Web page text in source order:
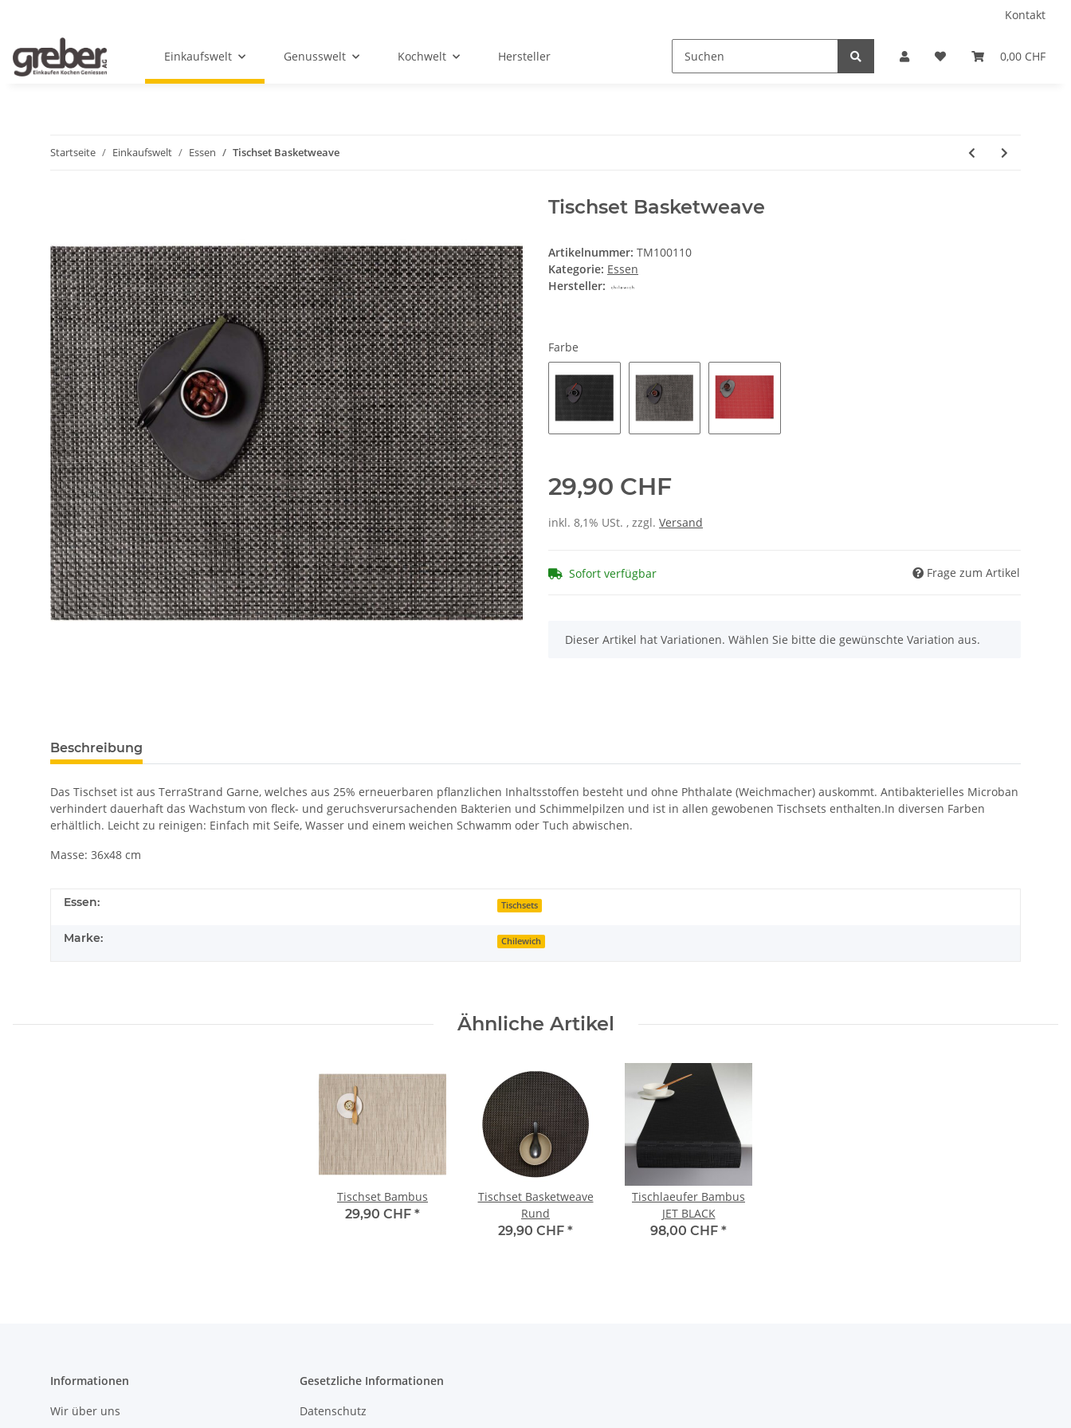
Kontakt
0,00 CHF
Einkaufswelt Genusswelt Kochwelt Hersteller
Startseite Einkaufswelt Essen Tischset Basketweave
Tischset Basketweave
Artikelnummer: TM100110
Kategorie: Essen
Hersteller:
Farbe
29,90 CHF
inkl. 8,1% USt. , zzgl. Versand
Sofort verfügbar Frage zum Artikel
x
Dieser Artikel hat Variationen. Wählen Sie bitte die gewünschte Variation aus.
Beschreibung
Das Tischset ist aus TerraStrand Garne, welches aus 25% erneuerbaren pflanzlichen Inhaltsstoffen besteht und ohne Phthalate (Weichmacher) auskommt. Antibakterielles Microban
verhindert dauerhaft das Wachstum von fleck- und geruchsverursachenden Bakterien und Schimmelpilzen und ist in allen gewobenen Tischsets enthalten.In diversen Farben
erhältlich. Leicht zu reinigen: Einfach mit Seife, Wasser und einem weichen Schwamm oder Tuch abwischen.
Masse: 36x48 cm
Essen: Tischsets
Marke: Chilewich
Ähnliche Artikel
Tischset Bambus
29,90 CHF *
Tischset Basketweave
Rund
29,90 CHF *
Tischlaeufer Bambus
JET BLACK
98,00 CHF *
Informationen
Wir über uns
Gesetzliche Informationen
Datenschutz